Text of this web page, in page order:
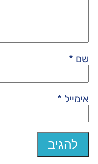
שם *
אימייל *